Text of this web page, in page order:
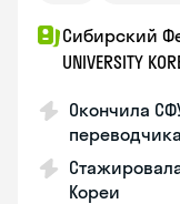
Сибирский
UNIVERSITY
Окончила
переводчика
Кореи